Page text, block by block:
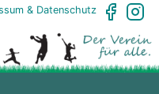
& Datenschutz